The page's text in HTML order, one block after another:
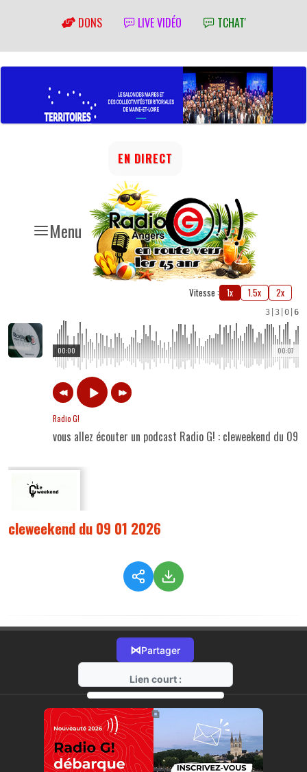
DONS LIVE VIDÉO TCHAT'
Menu
EN DIRECT
Vitesse : 1x 1.5x 2x
3 3 0 6
00:07
00:00
Radio G!
vous allez écouter un podcast Radio G! : cleweekend du 09
cleweekend du 09 01 2026
⋈Partager
Lien court :
https://radio-g.fr?20331
⧉